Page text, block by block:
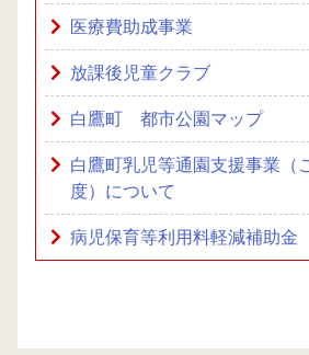
医療費助成事業
放課後児童クラブ
白鷹町 都市公園マップ
白鷹町乳児等通園支援事業（
度）について
病児保育等利用料軽減補助金